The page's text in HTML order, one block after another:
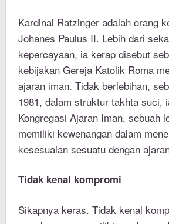
Kardinal Ratzinger adalah orang
Johanes Paulus II. Lebih dari
kepercayaan, ia kerap disebut
kebijakan Gereja Katolik Roma
ajaran iman. Tidak berlebihan,
1981, dalam struktur takhta suci,
Kongregasi Ajaran Iman, sebuah
memiliki kewenangan dalam
kesesuaian sesuatu dengan
Tidak kenal kompromi
Sikapnya keras. Tidak kenal